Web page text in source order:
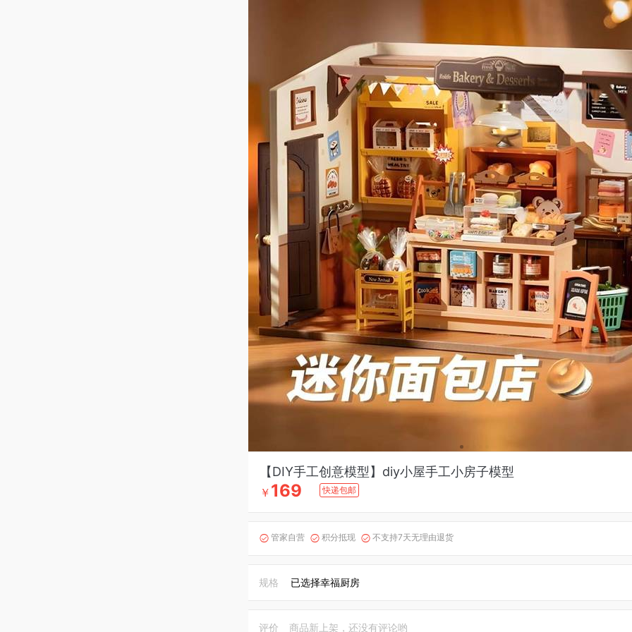
【DIY手工创意模型】diy小屋手工小房子模型
￥ 169 快递包邮
 管家自营  积分抵现  不支持7天无理由退货
规格 已选择幸福厨房
评价 商品新上架，还没有评论哟